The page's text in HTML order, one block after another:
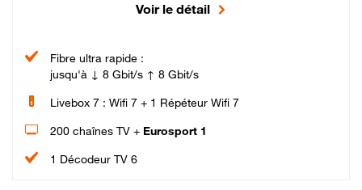
Voir le détail
Fibre ultra rapide :
jusqu'à ↓ 8 Gbit/s ↑ 8 Gbit/s
Livebox 7 : Wifi 7 + 1 Répéteur Wifi 7
200 chaînes TV + Eurosport 1
1 Décodeur TV 6